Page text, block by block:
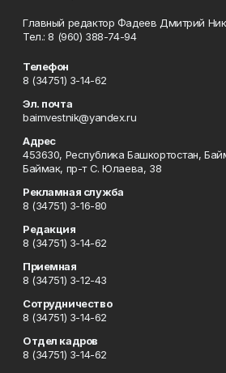
Главный редактор Фадеев Дмитрий
Тел.: 8 (960) 388-74-94
Телефон
8 (34751) 3-14-62
Эл. почта
baimvestnik@yandex.ru
Адрес
453630, Республика Башкортостан,
Баймак, пр-т С. Юлаева, 38
Рекламная служба
8 (34751) 3-16-80
Редакция
8 (34751) 3-14-62
Приемная
8 (34751) 3-12-43
Сотрудничество
8 (34751) 3-14-62
Отдел кадров
8 (34751) 3-14-62